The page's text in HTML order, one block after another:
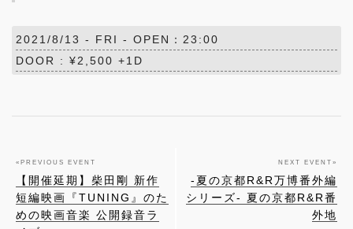
2021/8/13 - FRI - OPEN：23:00
DOOR : ¥2,500 +1D
« PREVIOUS EVENT
【開催延期】柴田剛 新作
短編映画『TUNING』のた
めの映画音楽 公開録音ラ
NEXT EVENT »
-夏の京都R&R万博番外編
シリーズ- 夏の京都R&R番
外地